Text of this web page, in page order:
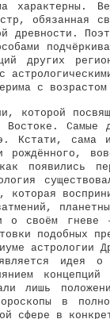
характерны.
обязанная
древности.
других
с
которой
Самые
Кстати, сама
появились
которая
о своём
подобных
астрологии
идея
лишь
в
сфере в